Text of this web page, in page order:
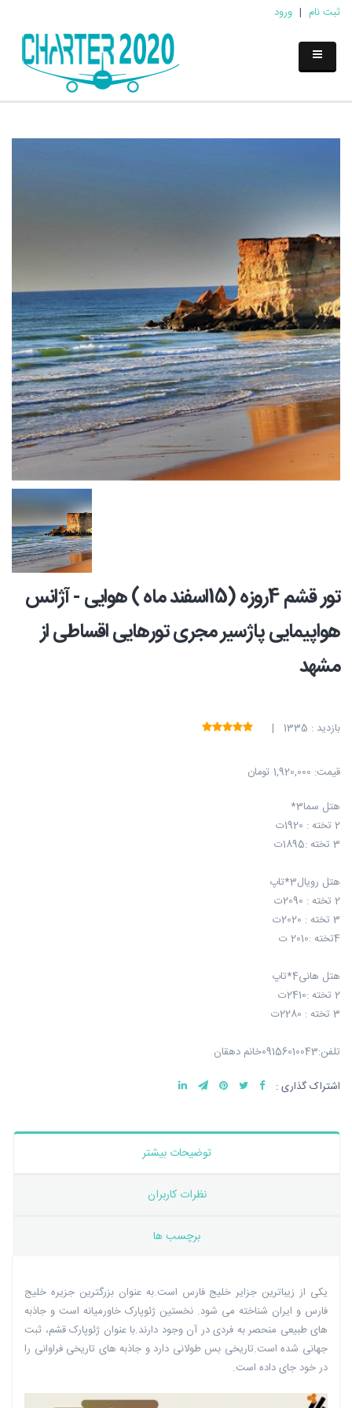
ثبت نام | ورود
تور قشم 4روزه (15اسفند ماه ) هوایی - آژانس
هواپیمایی پاژسیر مجری تورهایی اقساطی از
مشهد
بازدید : 1335 |
قیمت: 1,920,000 تومان
هتل سما3*
2 تخته : 1920ت
3 تخته :1895ت
هتل رویال3*تاپ
2 تخته : 2090ت
3 تخته : 2020ت
4تخته :2010 ت
هتل هانی4*تاپ
2 تخته :2410ت
3 تخته : 2280ت
تلفن:09156010043خانم دهقان
اشتراک گذاری :
توضیحات بیشتر
نظرات کاربران
برچسب ها
یکی از زیباترین جزایر خلیج فارس است.به عنوان بزرگترین جزیره خلیج
فارس و ایران شناخته می شود. نخستین ژئوپارک خاورمیانه است و جاذبه
های طبیعی منحصر به فردی در آن وجود دارند.با عنوان ژئوپارک قشم، ثبت
جهانی شده است.تاریخی بس طولانی دارد و جاذبه های تاریخی فراوانی را
در خود جای داده است.